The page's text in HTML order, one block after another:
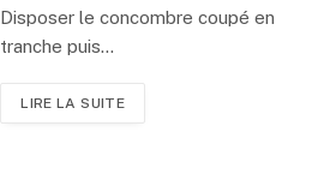
Disposer le concombre coupé en
tranche puis…
LIRE LA SUITE